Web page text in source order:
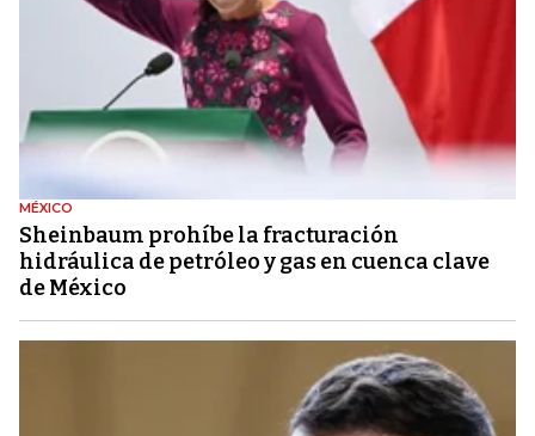
MÉXICO
Sheinbaum prohíbe la fracturación
hidráulica de petróleo y gas en cuenca clave
de México